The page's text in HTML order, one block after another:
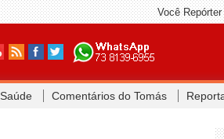
Você Repórter
Saúde Comentários do Tomás